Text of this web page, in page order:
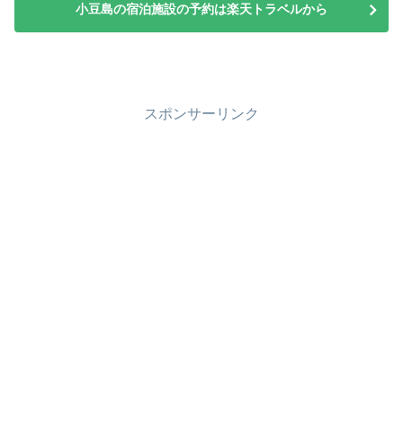
小豆島の宿泊施設の予約は楽天トラベルから
スポンサーリンク